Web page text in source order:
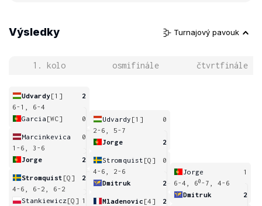
Výsledky Turnajový pavouk
1. kolo osmifinále čtvrtfinále
Udvardy[1]
2
6-1, 6-4
Garcia [WC] 0
Marcinkevica
0
1-6, 3-6
Jorge
2
Stromquist [Q]
2
4-6, 6-2, 6-2
Stankiewicz [Q] 1
Udvardy [1]
0
2-6, 5-7
Jorge
2
Stromquist [Q]
0
4-6, 2-6
Dmitruk
2
Mladenovic [4]
2
Jorge
1
6-4, 60 -7, 4-6
Dmitruk
2